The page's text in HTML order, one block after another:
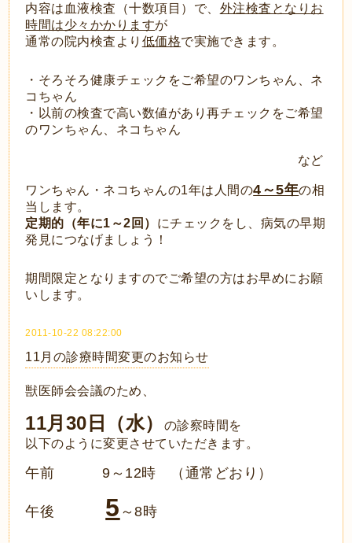
内容は血液検査（十数項目）で、 外注検査となりお
時間は少々かかりますが
通常の院内検査より 低価格で実施できます。
・そろそろ健康チェックをご希望のワンちゃん、ネ
コちゃん
・以前の検査で高い数値があり再チェックをご希望
のワンちゃん、ネコちゃん
など
ワンちゃん・ネコちゃんの1年は人間の4～5年の相
当します。
定期的（年に1～2回） にチェックをし、病気の早期
発見につなげましょう！
期間限定となりますのでご希望の方はお早めにお願
いします。
2011-10-22 08:22:00
11月の診療時間変更のお知らせ
獣医師会会議のため、
11月30日（水）
の診察時間を
以下のように変更させていただきます 。
午前 9～12時 （通常どおり）
午後 5 ～8時